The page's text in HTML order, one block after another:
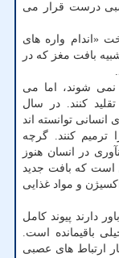
درست قرار می
«اندام واره های
بافت مغز که در
نمی شوند، اما می
کنند. در سال
انسانی توانسته اند
کنند. گرچه
در انسان هنوز
است که بافت جدید
و مواد غذایی
دارند پیوند کامل
باقیمانده است.
ارتباط های عصبی